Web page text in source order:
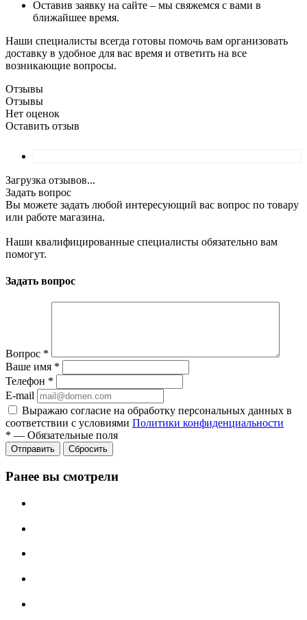
Оставив заявку на сайте – мы свяжемся с вами в
ближайшее время.
Наши специалисты всегда готовы помочь вам организовать
доставку в удобное для вас время и ответить на все
возникающие вопросы.
Отзывы
Отзывы
Нет оценок
Оставить отзыв
Загрузка отзывов...
Задать вопрос
Вы можете задать любой интересующий вас вопрос по товару
или работе магазина.
Наши квалифицированные специалисты обязательно вам
помогут.
Задать вопрос
Вопрос *
Ваше имя *
Телефон *
E-mail
Выражаю согласие на обработку персональных данных в
соответствии с условиями Политики конфиденциальности
* — Обязательные поля
Отправить Сбросить
Ранее вы смотрели